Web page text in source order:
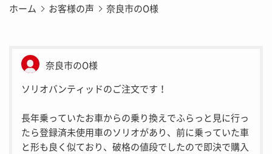
ホーム お客様の声 奈良市のO様
奈良市のO様
ソリオバンティッドのご注文です！
長年乗っていたお車からの乗り換えでふらっと見に行っ
たら登録済未使用車のソリオがあり、前に乗っていた車
と形も良く似ており、破格の値段でしたので即決で購入